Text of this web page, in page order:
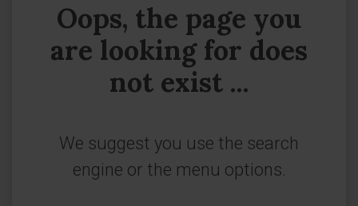
Oops, the page you
are looking for does
not exist ...
We suggest you use the search
engine or the menu options.